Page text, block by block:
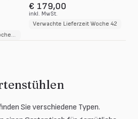
Op bestelling, 10 bis 12 Wochen Lieferzeit
€ 179,00
inkl. MwSt.
Verwachte Lieferzeit Woche 42
Sie verschiedene Typen.